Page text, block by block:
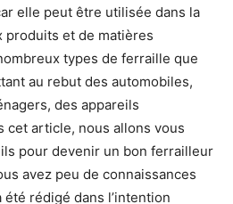
elle peut être utilisée dans la
produits et de matières
types de ferraille que
au rebut des automobiles,
des appareils
cet article, nous allons vous
pour devenir un bon ferrailleur
avez peu de connaissances
rédigé dans l’intention